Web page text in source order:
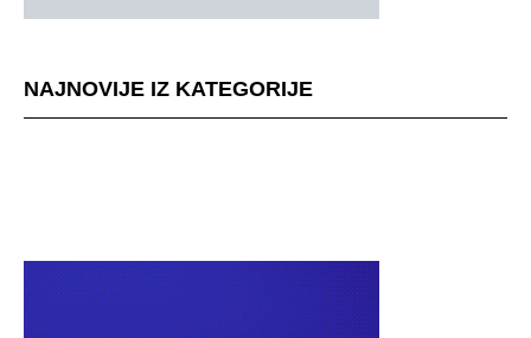
NAJNOVIJE IZ KATEGORIJE